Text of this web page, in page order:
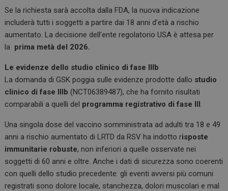
Se la richiesta sarà accolta dalla FDA, la nuova indicazione
includerà tutti i soggetti a partire dai 18 anni d’età a rischio
aumentato. La decisione dell’ente regolatorio USA è attesa per
la prima metà del 2026.
Le evidenze dello studio clinico di fase IIIb
La domanda di GSK poggia sulle evidenze prodotte dallo studio
clinico di fase IIIb (NCT06389487), che ha fornito risultati
comparabili a quelli del programma registrativo di fase III.
Una singola dose del vaccino somministrata ad adulti tra 18 e 49
anni a rischio aumentato di LRTD da RSV ha indotto risposte
immunitarie robuste, non inferiori a quelle osservate nei
soggetti di 60 anni e oltre. Anche i dati di sicurezza sono coerenti
con quelli dello studio precedente: gli eventi avversi più comuni
registrati sono dolore locale, stanchezza, dolori muscolari e mal